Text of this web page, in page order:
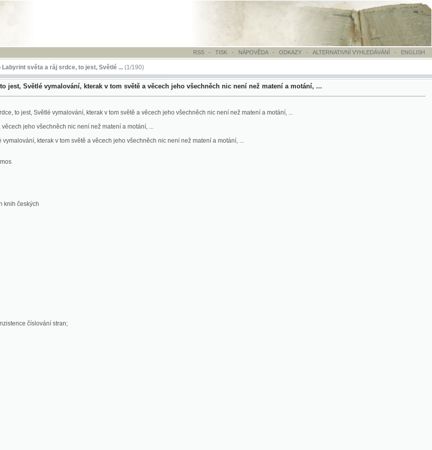
RSS - TISK-NÁPOVĚDA - ODKAZY - ALTERNATIVNÍ VYHLEDÁVÁNÍ- ENGLISH
a ráj srdce, to jest, Světlé ...(1/190)
vymalování, kterak v tom světě a věcech jeho všechněch nic není než matení a motání, ...
Světlé vymalování, kterak v tom světě a věcech jeho všechněch nic není než matení a motání, ...
všechněch nic není než matení a motání, ...
kterak v tom světě a věcech jeho všechněch nic není než matení a motání, ...
stran;